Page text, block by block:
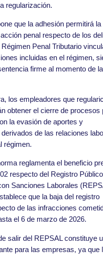
regularización.
que la adhesión permitirá la
penal respecto de los
Penal Tributario
incluidas en el régimen,
firme al momento de la
los empleadores que
obtener el cierre de procesos
la evasión de aportes y
de las relaciones
régimen.
reglamenta el beneficio
respecto del Registro
Sanciones Laborales
que la baja del registro
de las infracciones
el 6 de marzo de 2026.
salir del REPSAL constituye
para las empresas, ya que